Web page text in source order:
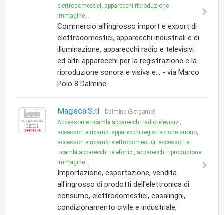
elettrodomestici, apparecchi riproduzione
immagine...
Commercio all'ingrosso import e export di
elettrodomestici, apparecchi industriali e di
illuminazione, apparecchi radio e televisivi
ed altri apparecchi per la registrazione e la
riproduzione sonora e visiva e... - via Marco
Polo 8 Dalmine
Magisca S.r.l
Dalmine (Bergamo)
Accessori e ricambi apparecchi radiotelevisivi,
accessori e ricambi apparecchi registrazione suono,
accessori e ricambi elettrodomestici, accessori e
ricambi apparecchi telefonici, apparecchi riproduzione
immagine...
Importazione, esportazione, vendita
all'ingrosso di prodotti dell'elettronica di
consumo, elettrodomestici, casalinghi,
condizionamento civile e industriale,